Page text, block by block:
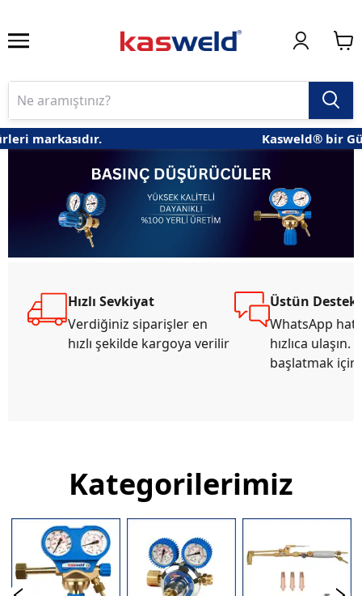
markasıdır. Kasweld® bir
Hızlı Sevkiyat
Verdiğiniz siparişler en
hızlı şekilde kargoya verilir
Üstün Destek
WhatsApp
hızlıca ulaşın.
başlatmak için
Kategorilerimiz